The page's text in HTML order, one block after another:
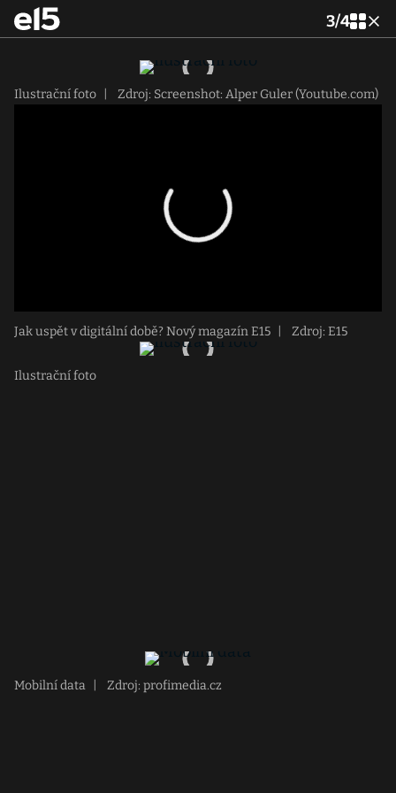
3/4
Ilustrační foto Zdroj: Screenshot: Alper Guler (Youtube.com)
Jak uspět v digitální době? Nový magazín E15 Zdroj: E15
Ilustrační foto
Mobilní data Zdroj: profimedia.cz